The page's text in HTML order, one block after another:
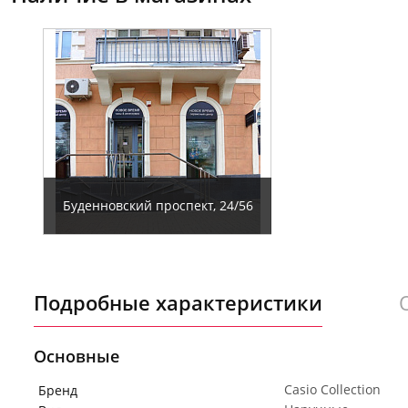
Буденновский проспект, 24/56
Подробные характеристики
Основные
Бренд
Casio Collection